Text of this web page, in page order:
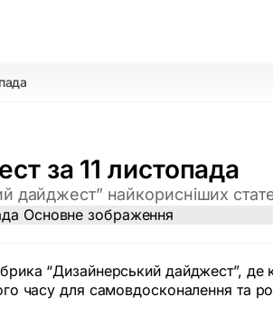
за 11 листопада
найкорисніших
“Дизайнерський дайджест”,
часу для самовдосконалення